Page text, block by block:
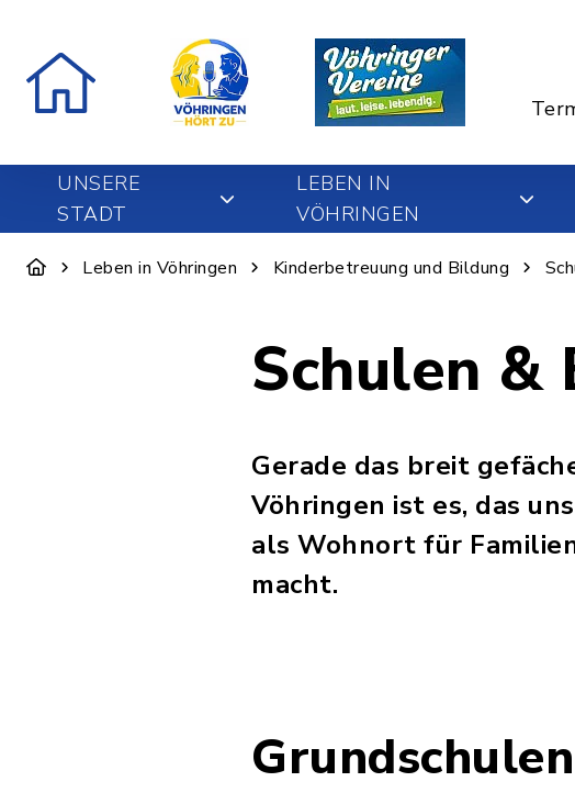
UNSERE
STADT
LEBEN IN
VÖHRINGEN
Leben in Vöhringen Kinderbetreuung und Bildung
Schulen &
Gerade das breit
Vöhringen ist es, das
als Wohnort für
macht.
Grundschulen